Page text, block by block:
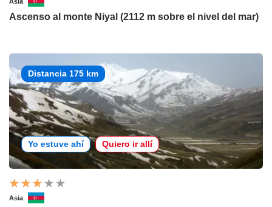
Asia
Ascenso al monte Niyal (2112 m sobre el nivel del mar)
Distancia 175 km
Yo estuve ahí Quiero ir allí
Asia